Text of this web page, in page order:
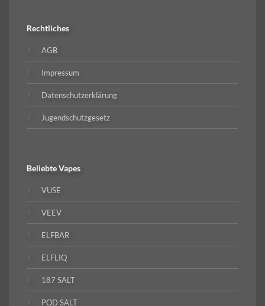
Rechtliches
AGB
Impressum
Datenschutzerklärung
Jugendschutzgesetz
BeliebteVapes
VUSE
VEEV
ELFBAR
ELFLIQ
187 SALT
POD SALT